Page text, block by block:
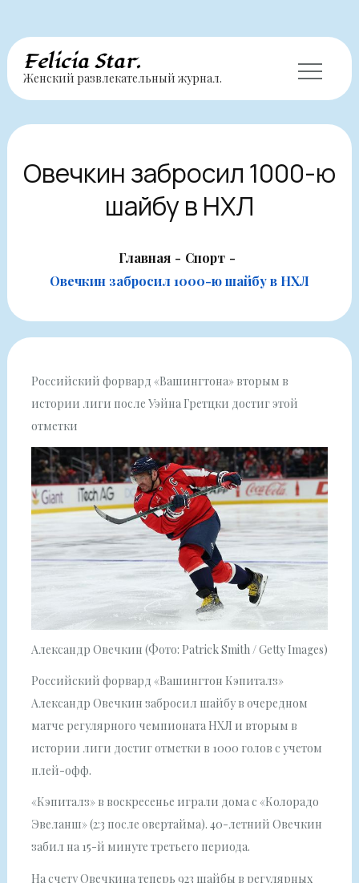
Перейти
содержимому
Felicia Star.
Женский развлекательный журнал.
Овечкин забросил 1000-ю
шайбу в НХЛ
Главная
Спорт
Овечкин забросил 1000-ю шайбу в НХЛ
Российский форвард «Вашингтона» вторым в
истории лиги после Уэйна Гретцки достиг этой
отметки
Александр Овечкин (Фото: Patrick Smith / Getty Images)
Российский форвард «Вашингтон Кэпиталз»
Александр Овечкин забросил шайбу в очередном
матче регулярного чемпионата НХЛ и вторым в
истории лиги достиг отметки в 1000 голов с учетом
плей-офф.
«Кэпиталз» в воскресенье играли дома с «Колорадо
Эвеланш» (2:3 после овертайма). 40-летний Овечкин
забил на 15-й минуте третьего периода.
На счету Овечкина теперь 923 шайбы в регулярных